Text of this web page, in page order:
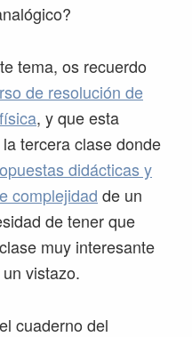
tema, os recuerdo
de resolución de
, y que esta
tercera clase donde
didácticas y
complejidad de un
de tener que
muy interesante
vistazo.
cuaderno del